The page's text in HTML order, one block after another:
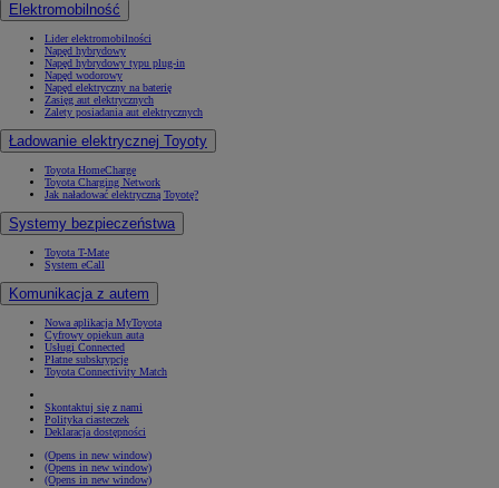
Elektromobilność
Lider elektromobilności
Napęd hybrydowy
Napęd hybrydowy typu plug-in
Napęd wodorowy
Napęd elektryczny na baterię
Zasięg aut elektrycznych
Zalety posiadania aut elektrycznych
Ładowanie elektrycznej Toyoty
Toyota HomeCharge
Toyota Charging Network
Jak naładować elektryczną Toyotę?
Systemy bezpieczeństwa
Toyota T-Mate
System eCall
Komunikacja z autem
Nowa aplikacja MyToyota
Cyfrowy opiekun auta
Usługi Connected
Płatne subskrypcje
Toyota Connectivity Match
Skontaktuj się z nami
Polityka ciasteczek
Deklaracja dostępności
(Opens in new window)
(Opens in new window)
(Opens in new window)